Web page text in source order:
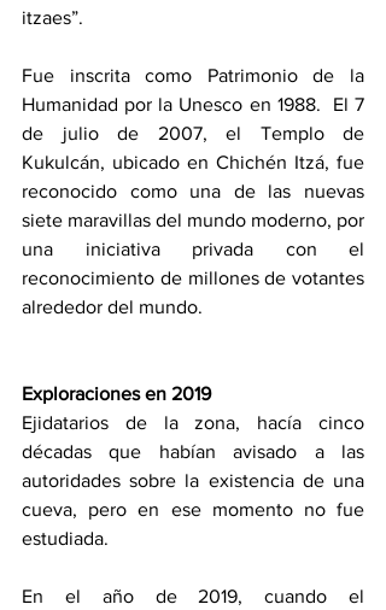
itzaes”.
Fue inscrita como Patrimonio de la
Humanidad por la Unesco en 1988. ​ El 7
de julio de 2007, el Templo de
Kukulcán, ubicado en Chichén Itzá, fue
reconocido como una de las nuevas
siete maravillas del mundo moderno, por
una iniciativa privada con el
reconocimiento de millones de votantes
alrededor del mundo. ​
Exploraciones en 2019
Ejidatarios de la zona, hacía cinco
décadas que habían avisado a las
autoridades sobre la existencia de una
cueva, pero en ese momento no fue
estudiada.
En el año de 2019, cuando el